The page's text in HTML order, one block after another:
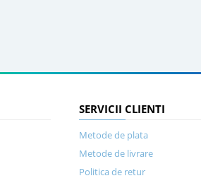
SERVICII CLIENTI
Metode de plata
Metode de livrare
Politica de retur